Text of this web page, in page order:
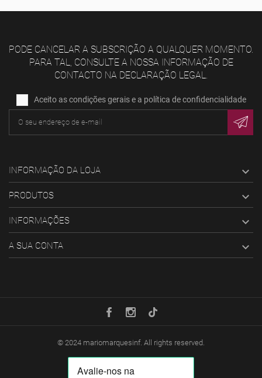
PODE CANCELAR A SUBSCRIÇÃO A QUALQUER MOMENTO.
PARA TAL, CONSULTE A NOSSA INFORMAÇÃO DE
CONTACTO NA DECLARAÇÃO LEGAL.
Aceito as condições gerais e a política de confidencialidade
INFORMAÇÃO DA LOJA 
PRODUTOS 
INFORMAÇÕES 
A SUA CONTA 
© 2024 mariomarquesinf. All rights reserved.